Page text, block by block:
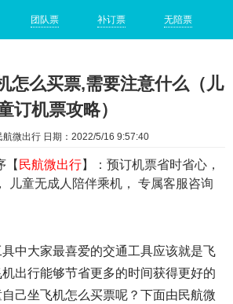
团队票 补订票 无陪票
怎么买票,需要注意什么（儿
订机票攻略）
航微出行 日期：2022/5/16 9:57:40
民航微出行】：预订机票省时省心，
儿童无成人陪伴乘机， 专属客服咨询
大家最喜爱的交通工具应该就是飞
出行能够节省更多的时间获得更好的
己坐飞机怎么买票呢？下面由民航微